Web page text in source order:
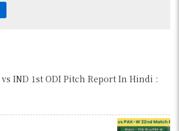
vs IND 1st ODI Pitch Report In Hindi :